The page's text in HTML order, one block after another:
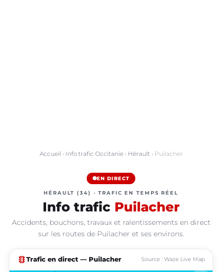
Accueil › Info trafic Occitanie› Hérault › Puilacher
EN DIRECT
HÉRAULT (34) · TRAFIC EN TEMPS RÉEL
Info trafic Puilacher
Accidents, bouchons, travaux et ralentissements en direct
sur les routes de Puilacher et ses environs.
traffic Trafic en direct — Puilacher Source : Waze Live Map